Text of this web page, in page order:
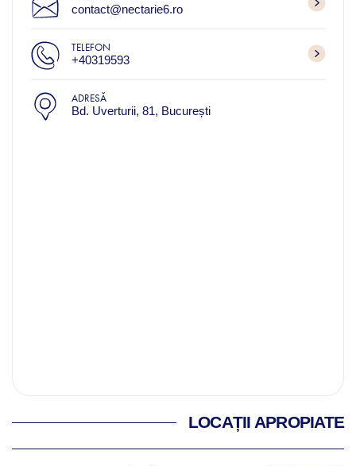
contact@nectarie6.ro
TELEFON
+40319593
ADRESĂ
Bd. Uverturii, 81, București
LOCAȚII APROPIATE